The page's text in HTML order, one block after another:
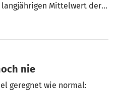
Mittelwert der
nie
geregnet wie normal: